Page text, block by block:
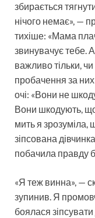
збирається
нічого немає», —
тихіше: «Мама
звинувачує тебе.
важливо тільки,
пробачення за
очі: «Вони не
Вони шкодують, що
мить я
зіпсована
побачила правду
«Я теж винна», —
зупинив. Я
боялася